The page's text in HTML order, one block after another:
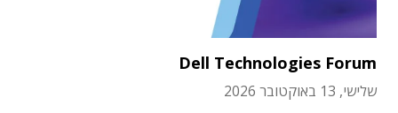
Dell Technologies Forum
שלישי, 13 באוקטובר 2026